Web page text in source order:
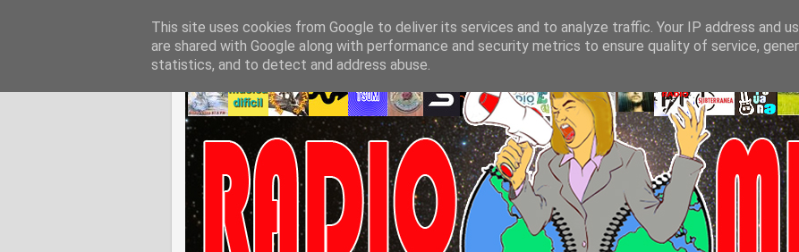
This site uses cookies from Google to deliver its services and to analyze traffic. Your IP address and
are shared with Google along with performance and security metrics to ensure quality of service,
statistics, and to detect and address abuse.